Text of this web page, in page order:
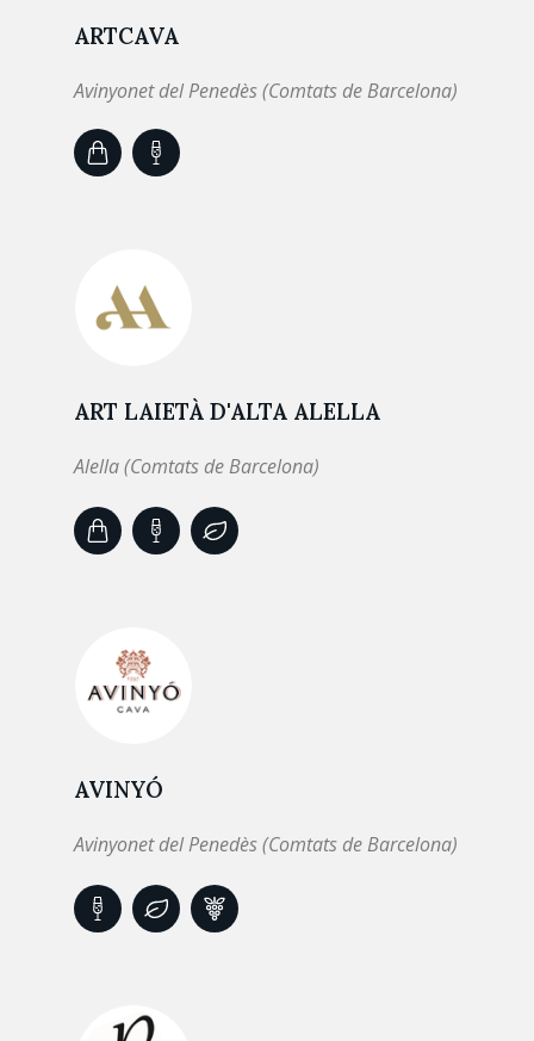
ARTCAVA
Avinyonet del Penedès (Comtats de Barcelona)
ART LAIETÀ D'ALTA ALELLA
Alella (Comtats de Barcelona)
AVINYÓ
Avinyonet del Penedès (Comtats de Barcelona)